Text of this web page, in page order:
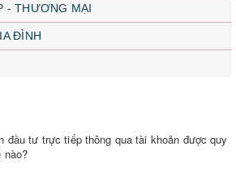
- THƯƠNG MẠI
ĐÌNH
đầu tư trực tiếp thông qua tài khoản được quy
nào?